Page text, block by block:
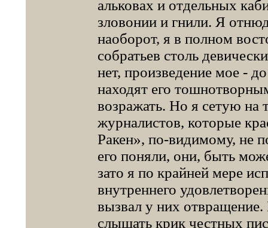
альковах и отдельных
зловонии и гнили. Я
наоборот, я в полном
собратьев столь
нет, произведение мое -
находят его
возражать. Но я сетую на
журналистов, которые
Ракен», по-видимому, не
его поняли, они, быть
зато я по крайней мере
внутреннего
вызвал у них отвращение.
слышать крик честных